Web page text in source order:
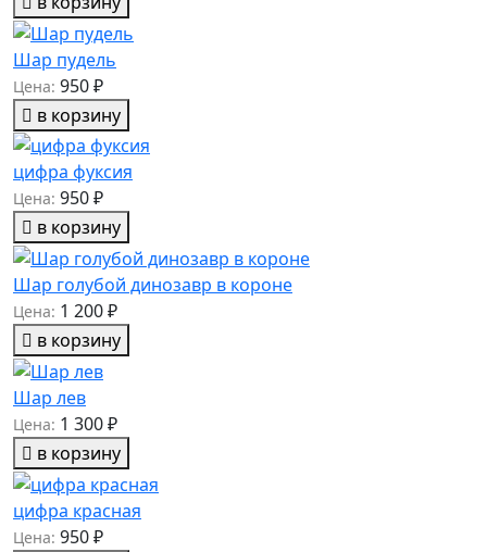
Шар пудель
Цена: 950 ₽
в корзину
цифра фуксия
Цена: 950 ₽
в корзину
Шар голубой динозавр в короне
Цена: 1 200 ₽
в корзину
Шар лев
Цена: 1 300 ₽
в корзину
цифра красная
Цена: 950 ₽